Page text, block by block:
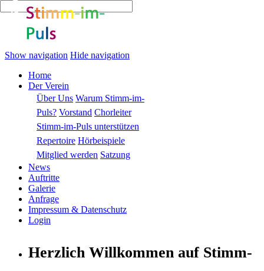
Show navigation Hide navigation
Home
Der Verein
Über Uns Warum Stimm-im-
Puls? Vorstand Chorleiter
Stimm-im-Puls unterstützen
Repertoire Hörbeispiele
Mitglied werden Satzung
News
Auftritte
Galerie
Anfrage
Impressum & Datenschutz
Login
Herzlich Willkommen auf Stimm-